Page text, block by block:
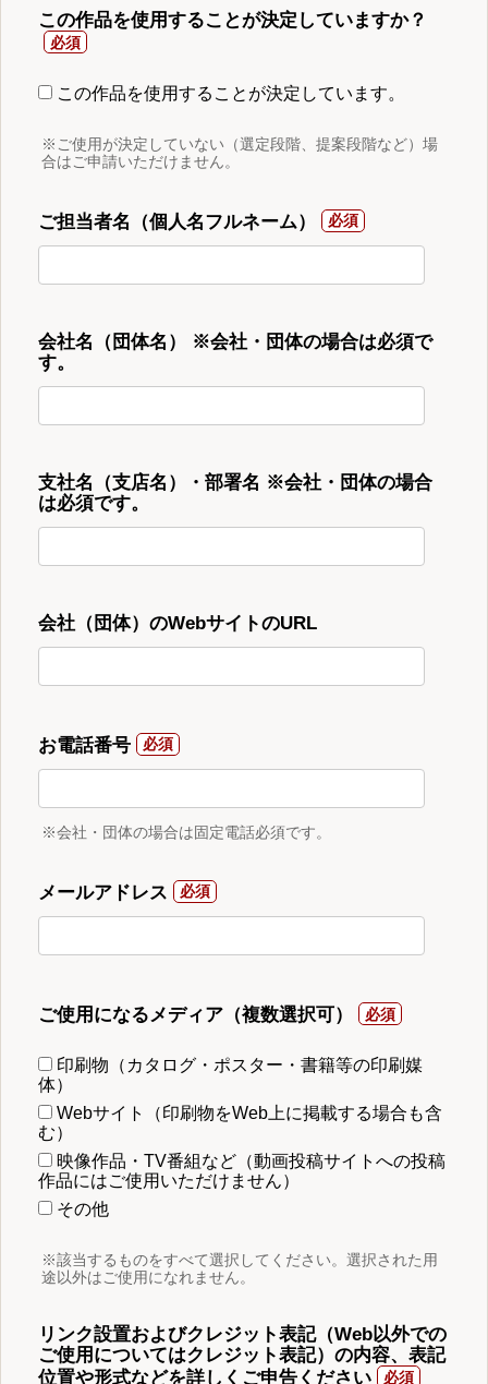
この作品を使用することが決定していますか？
この作品を使用することが決定しています。
※ご使用が決定していない（選定段階、提案段階など）場
合はご申請いただけません。
ご担当者名（個人名フルネーム）
会社名（団体名） ※会社・団体の場合は必須で
す。
支社名（支店名）・部署名 ※会社・団体の場合
は必須です。
会社（団体）のWebサイトのURL
お電話番号
※会社・団体の場合は固定電話必須です。
メールアドレス
ご使用になるメディア（複数選択可）
印刷物（カタログ・ポスター・書籍等の印刷媒
体）
Webサイト（印刷物をWeb上に掲載する場合も含
む）
映像作品・TV番組など（動画投稿サイトへの投稿
作品にはご使用いただけません）
その他
※該当するものをすべて選択してください。選択された用
途以外はご使用になれません。
リンク設置およびクレジット表記（Web以外での
ご使用についてはクレジット表記）の内容、表記
位置や形式などを詳しくご申告ください